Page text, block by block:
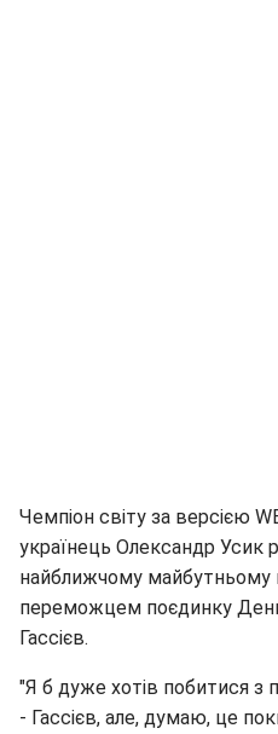
Чемпіон світу за версією
українець Олександр Усик
найближчому майбутньому
переможцем поєдинку
Гассієв.
"Я б дуже хотів побитися
- Гассієв, але, думаю, це